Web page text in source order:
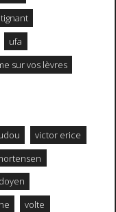
ufa
sur vos lèvres
victor erice
volte